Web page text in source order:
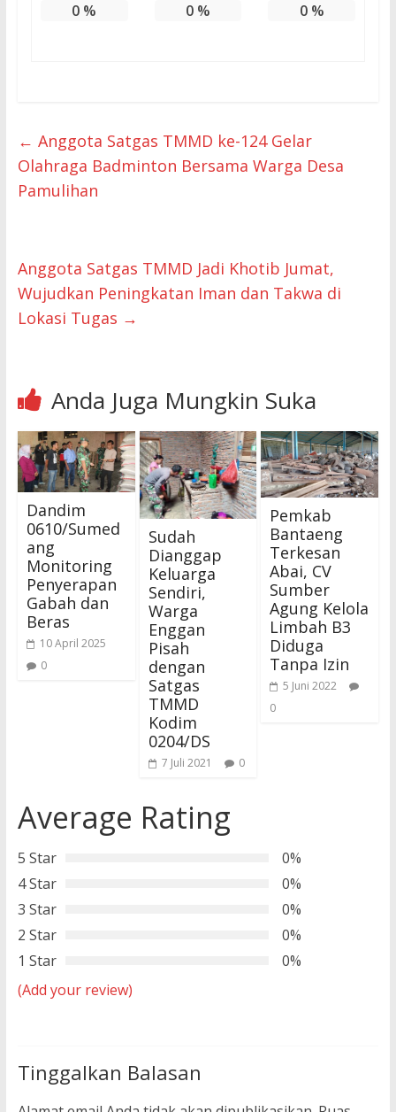
0 % 0% 0%
← Anggota Satgas TMMD ke-124 Gelar
Olahraga Badminton Bersama Warga Desa
Pamulihan
Anggota Satgas TMMD Jadi Khotib Jumat,
Wujudkan Peningkatan Iman dan Takwa di
Lokasi Tugas →
Anda Juga Mungkin Suka
Dandim
0610/Sumed
ang
Monitoring
Penyerapan
Gabah dan
Beras
10 April 2025
0
Sudah
Dianggap
Keluarga
Sendiri,
Warga
Enggan
Pisah
dengan
Satgas
TMMD
Kodim
0204/DS
7 Juli 2021 0
Pemkab
Bantaeng
Terkesan
Abai, CV
Sumber
Agung Kelola
Limbah B3
Diduga
Tanpa Izin
5 Juni 2022
0
Average Rating
5 Star
0%
4 Star
0%
3 Star
0%
2 Star
0%
1 Star
0%
(Add your review)
Tinggalkan Balasan